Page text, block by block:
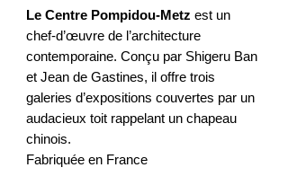
Le Centre Pompidou-Metz est un
chef-d’œuvre de l’architecture
contemporaine. Conçu par Shigeru Ban
et Jean de Gastines, il offre trois
galeries d’expositions couvertes par un
audacieux toit rappelant un chapeau
chinois.
Fabriquée en France